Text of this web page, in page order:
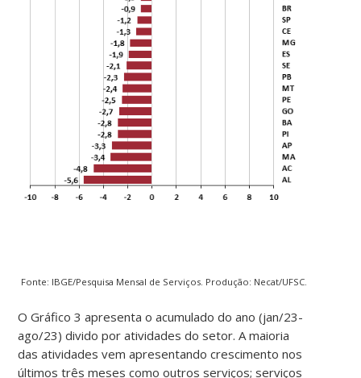
Fonte: IBGE/Pesquisa Mensal de Serviços. Produção: Necat/UFSC.
O Gráfico 3 apresenta o acumulado do ano (jan/23-
ago/23) divido por atividades do setor. A maioria
das atividades vem apresentando crescimento nos
últimos três meses como outros serviços; serviços